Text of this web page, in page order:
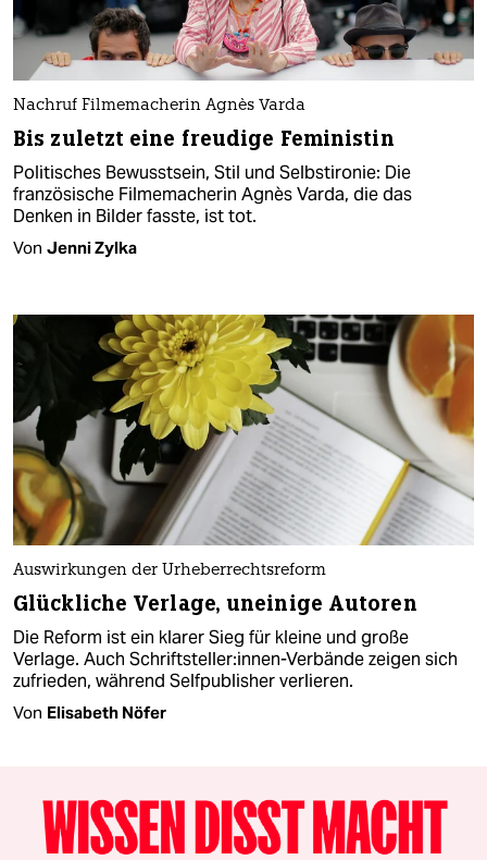
Nachruf Filmemacherin Agnès Varda
Bis zuletzt eine freudige Feministin
Politisches Bewusstsein, Stil und Selbstironie: Die
französische Filmemacherin Agnès Varda, die das
Denken in Bilder fasste, ist tot.
Von Jenni Zylka
Auswirkungen der Urheberrechtsreform
Glückliche Verlage, uneinige Autoren
Die Reform ist ein klarer Sieg für kleine und große
Verlage. Auch Schriftsteller:innen-Verbände zeigen sich
zufrieden, während Selfpublisher verlieren.
Von Elisabeth Nöfer